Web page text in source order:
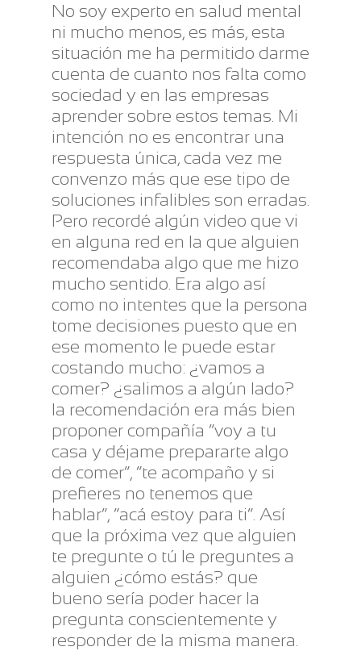
No soy experto en salud mental
ni mucho menos, es más, esta
situación me ha permitido darme
cuenta de cuanto nos falta como
sociedad y en las empresas
aprender sobre estos temas. Mi
intención no es encontrar una
respuesta única, cada vez me
convenzo más que ese tipo de
soluciones infalibles son erradas.
Pero recordé algún video que vi
en alguna red en la que alguien
recomendaba algo que me hizo
mucho sentido. Era algo así
como no intentes que la persona
tome decisiones puesto que en
ese momento le puede estar
costando mucho: ¿vamos a
comer? ¿salimos a algún lado?
la recomendación era más bien
proponer compañía “voy a tu
casa y déjame prepararte algo
de comer”, “te acompaño y si
prefieres no tenemos que
hablar”, “acá estoy para ti”. Así
que la próxima vez que alguien
te pregunte o tú le preguntes a
alguien ¿cómo estás? que
bueno sería poder hacer la
pregunta conscientemente y
responder de la misma manera.